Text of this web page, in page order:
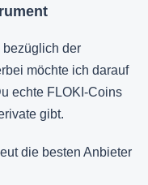
bezüglich der
möchte ich darauf
echte FLOKI-Coins
gibt.
die besten Anbieter